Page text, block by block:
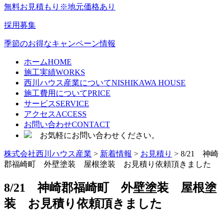
無料お見積もり※地元価格あり
採用募集
季節のお得なキャンペーン情報
ホームHOME
施工実績WORKS
西川ハウス産業についてNISHIKAWA HOUSE
施工費用についてPRICE
サービスSERVICE
アクセスACCESS
お問い合わせCONTACT
お気軽にお問い合わせください。
株式会社西川ハウス産業 > 新着情報 > お見積り > 8/21 神崎
郡福崎町 外壁塗装 屋根塗装 お見積り依頼頂きました
8/21 神崎郡福崎町 外壁塗装 屋根塗
装 お見積り依頼頂きました